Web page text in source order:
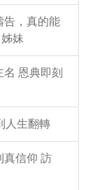
告，真的能
妹
恩典即刻
人生翻轉
真信仰 訪